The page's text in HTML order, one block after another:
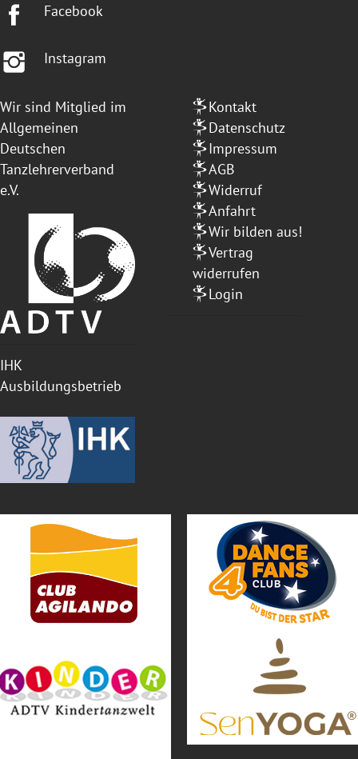
Facebook
Instagram
Wir sind Mitglied im
Allgemeinen
Deutschen
Tanzlehrerverband
e.V.
IHK
Ausbildungsbetrieb
Kontakt
Datenschutz
Impressum
AGB
Widerruf
Anfahrt
Wir bilden aus!
Vertrag
widerrufen
Login